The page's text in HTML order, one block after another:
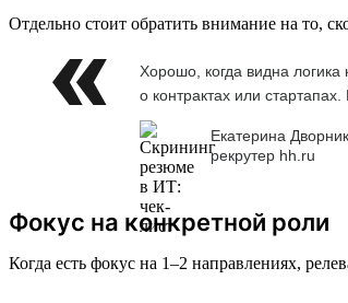
Отдельно стоит обратить внимание на то,
Хорошо, когда видна
о контрактах или
Екатерина Дворник
рекрутер hh.ru
Фокус на конкретной роли
Когда есть фокус на 1–2 направлениях,